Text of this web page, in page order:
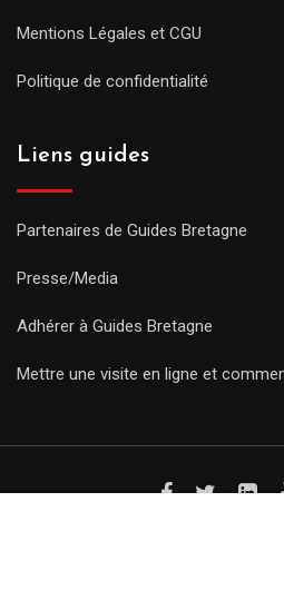
Mentions Légales et CGU
Politique de confidentialité
Liens guides
Partenaires de Guides Bretagne
Presse/Media
Adhérer à Guides Bretagne
Mettre une visite en ligne et